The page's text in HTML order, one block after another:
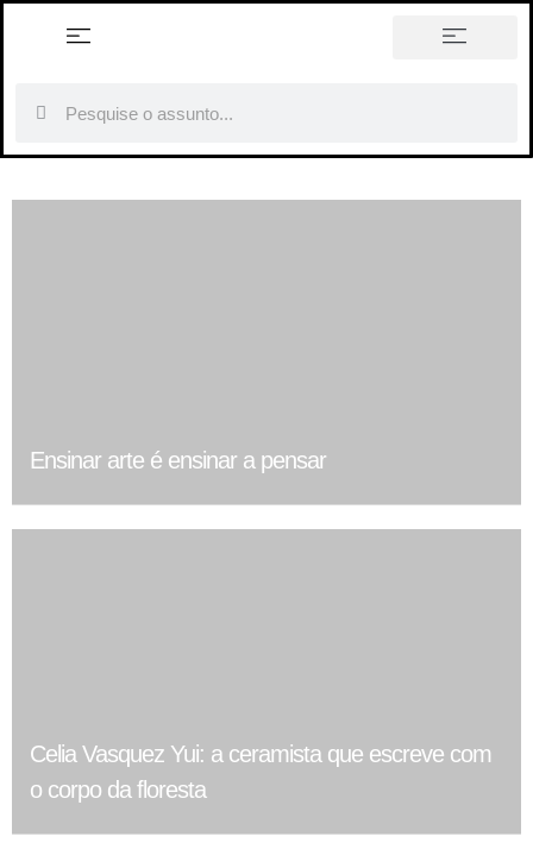
Ensinar arte é ensinar a pensar
Celia Vasquez Yui: a ceramista que escreve com
o corpo da floresta